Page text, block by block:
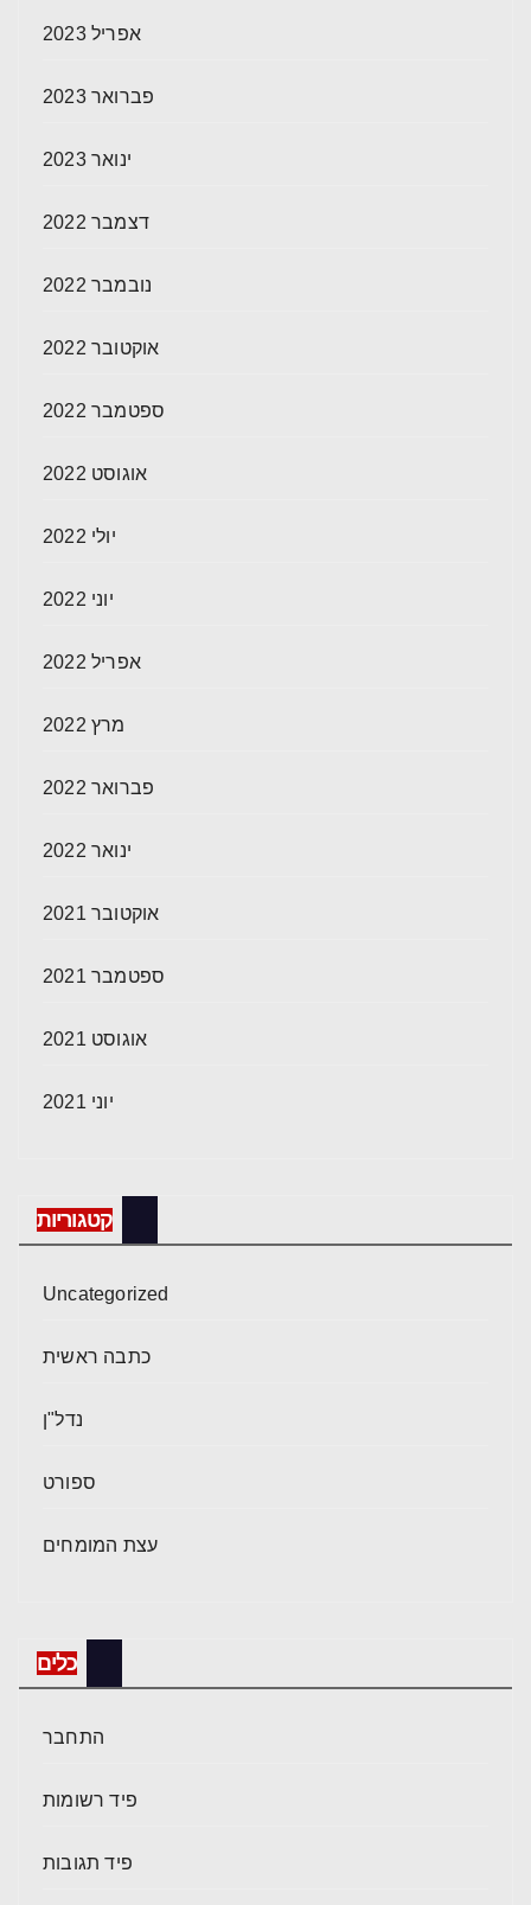
אפריל 2023
פברואר 2023
ינואר 2023
דצמבר 2022
נובמבר 2022
אוקטובר 2022
ספטמבר 2022
אוגוסט 2022
יולי 2022
יוני 2022
אפריל 2022
מרץ 2022
פברואר 2022
ינואר 2022
אוקטובר 2021
ספטמבר 2021
אוגוסט 2021
יוני 2021
קטגוריות
Uncategorized
כתבה ראשית
נדל"ן
ספורט
עצת המומחים
כלים
התחבר
פיד רשומות
פיד תגובות